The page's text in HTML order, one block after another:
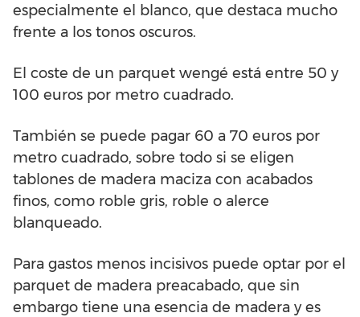
especialmente el blanco, que destaca mucho
frente a los tonos oscuros.
El coste de un parquet wengé está entre 50 y
100 euros por metro cuadrado.
También se puede pagar 60 a 70 euros por
metro cuadrado, sobre todo si se eligen
tablones de madera maciza con acabados
finos, como roble gris, roble o alerce
blanqueado.
Para gastos menos incisivos puede optar por el
parquet de madera preacabado, que sin
embargo tiene una esencia de madera y es